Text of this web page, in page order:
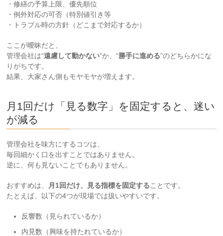
・修繕の予算上限、優先順位
・例外対応の可否（特別値引き等
・トラブル時の方針（どこまで対応するか）
ここが曖昧だと、
管理会社は“遠慮して動かない”か、“ 勝手に進める”のどちらかにな
りがちです。
結果、大家さん側もモヤモヤが増えます。
月1回だけ「見る数字」を固定すると、迷い
が減る
管理会社を味方にするコツは、
毎回細かく口を出すことではありません。
逆に、何も見ないことでもありません。
おすすめは、 月1回だけ、見る指標を固定することです。
たとえば、以下の4つが現場では扱いやすいです。
反響数（見られているか）
内見数（興味を持たれているか）